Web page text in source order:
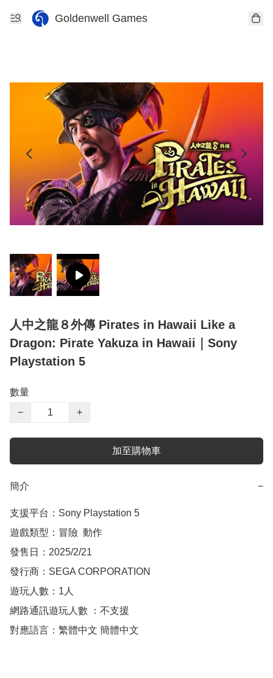
Goldenwell Games
人中之龍８外傳 Pirates in Hawaii Like a
Dragon: Pirate Yakuza in Hawaii｜Sony
Playstation 5
數量
−
+
加至購物車
簡介 −
支援平台：Sony Playstation 5
遊戲類型：冒險  動作
發售日：2025/2/21
發行商：SEGA CORPORATION
遊玩人數：1人
網路通訊遊玩人數 ：不支援
對應語言：繁體中文 簡體中文